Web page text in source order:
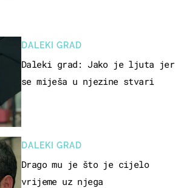
DALEKI GRAD
Daleki grad: Jako je ljuta jer
se miješa u njezine stvari
DALEKI GRAD
Drago mu je što je cijelo
vrijeme uz njega